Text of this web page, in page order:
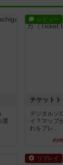
選
レビュー
デジタルソ
イ？マップ
れをプレ...
約9
リプレイ